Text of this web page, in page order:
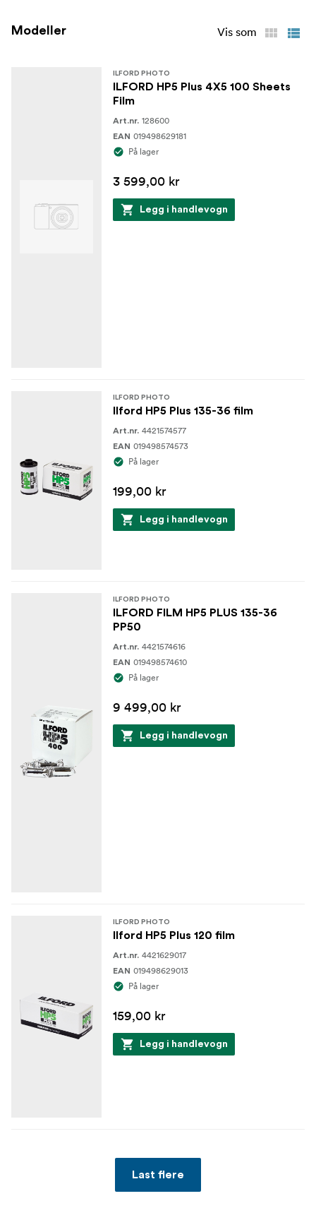
Modeller Vis som
ILFORD PHOTO
ILFORD HP5 Plus 4X5 100 Sheets
Film
Art.nr. 128600
EAN 019498629181
På lager
3 599,00 kr
Legg i handlevogn
ILFORD PHOTO
Ilford HP5 Plus 135-36 film
Art.nr. 4421574577
EAN 019498574573
På lager
199,00 kr
Legg i handlevogn
ILFORD PHOTO
ILFORD FILM HP5 PLUS 135-36
PP50
Art.nr. 4421574616
EAN 019498574610
På lager
9 499,00 kr
Legg i handlevogn
ILFORD PHOTO
Ilford HP5 Plus 120 film
Art.nr. 4421629017
EAN 019498629013
På lager
159,00 kr
Legg i handlevogn
Last flere